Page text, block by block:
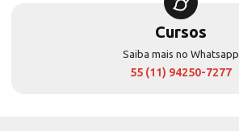
Cursos
Saiba mais no Whatsapp
55 (11) 94250-7277